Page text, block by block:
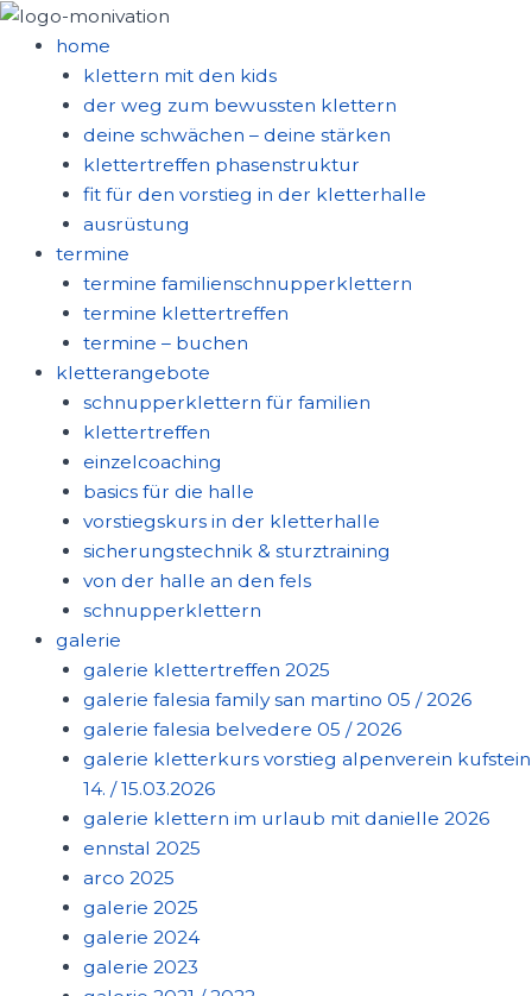
zum
inhalt
springen
home
klettern mit den kids
der weg zum bewussten klettern
deine schwächen – deine stärken
klettertreffen phasenstruktur
fit für den vorstieg in der kletterhalle
ausrüstung
termine
termine familienschnupperklettern
termine klettertreffen
termine – buchen
kletterangebote
schnupperklettern für familien
klettertreffen
einzelcoaching
basics für die halle
vorstiegskurs in der kletterhalle
sicherungstechnik & sturztraining
von der halle an den fels
schnupperklettern
galerie
galerie klettertreffen 2025
galerie falesia family san martino 05 / 2026
galerie falesia belvedere 05 / 2026
galerie kletterkurs vorstieg alpenverein kufstein
14. / 15.03.2026
galerie klettern im urlaub mit danielle 2026
ennstal 2025
arco 2025
galerie 2025
galerie 2024
galerie 2023